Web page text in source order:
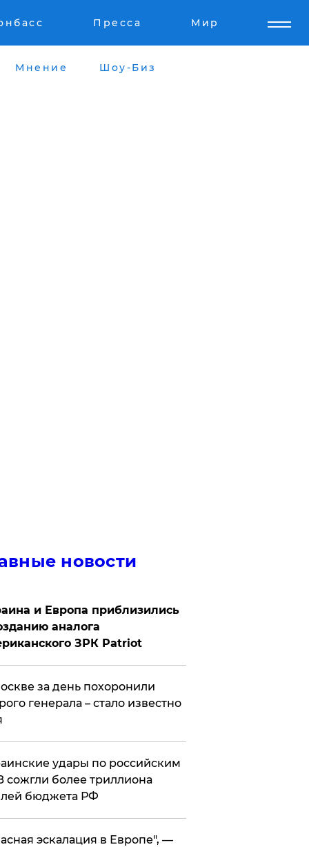
Пресса Мир
Мнение Шоу-Биз
новости
и Европа приблизились
аналога
ЗРК Patriot
за день похоронили
генерала – стало известно
удары по российским
сожгли более триллиона
бюджета РФ
эскалация в Европе", —